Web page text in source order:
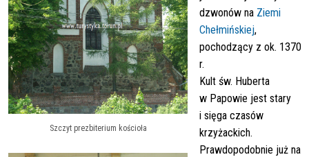
Szczyt prezbiterium kościoła
dzwonów na Ziemi
Chełmińskiej,
pochodzący z ok. 1370
r.
Kult św. Huberta
w Papowie jest stary
i sięga czasów
krzyżackich.
Prawdopodobnie już na